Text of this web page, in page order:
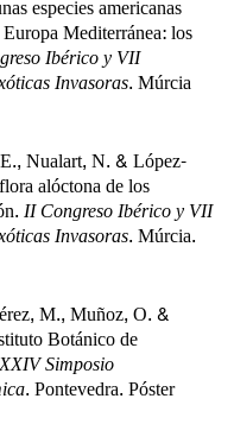
especies americanas
Mediterránea: los
Ibérico y VII
Invasoras. Múrcia
Nualart, N.& López-
alóctona de los
II Congreso Ibérico y VII
Invasoras. Múrcia.
M., Muñoz, O. &
Botánico de
XXIV Simposio
. Pontevedra. Póster